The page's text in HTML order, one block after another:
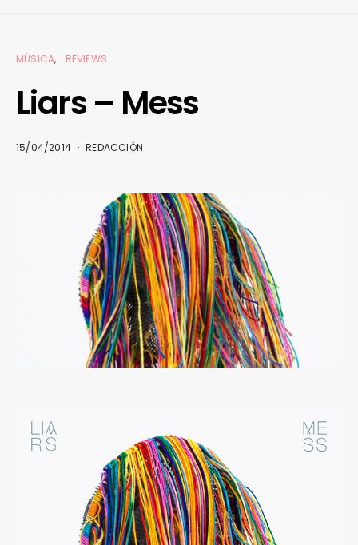
MÚSICA REVIEWS
Liars – Mess
15/04/2014 REDACCIÓN